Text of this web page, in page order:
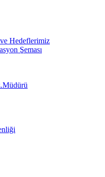
Hedeflerimiz
Şeması